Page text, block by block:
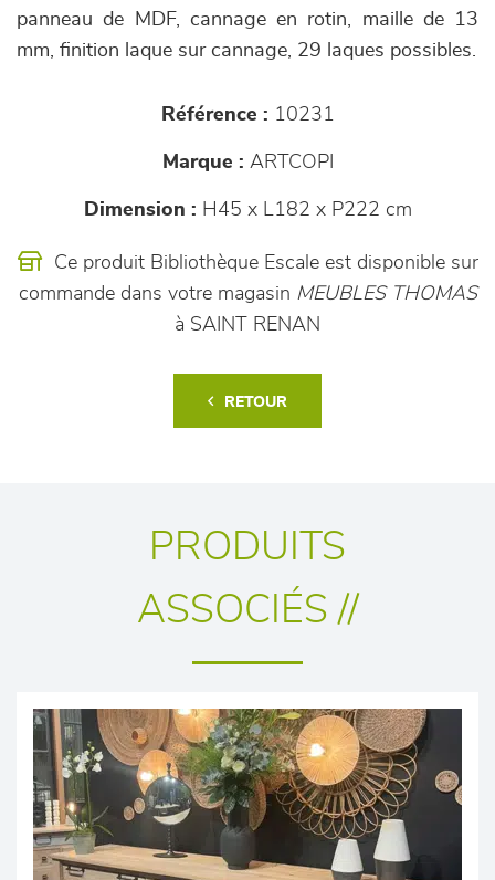
panneau de MDF, cannage en rotin, maille de 13
mm, finition laque sur cannage, 29 laques possibles.
Référence : 10231
Marque : ARTCOPI
Dimension : H45 x L182 x P222 cm
Ce produit Bibliothèque Escale est disponible sur
commande dans votre magasin MEUBLES THOMAS
à SAINT RENAN
RETOUR
PRODUITS
ASSOCIÉS //